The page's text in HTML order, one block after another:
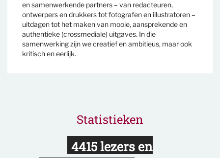
en samenwerkende partners – van redacteuren,
ontwerpers en drukkers tot fotografen en illustratoren –
uitdagen tot het maken van mooie, aansprekende en
authentieke (crossmediale) uitgaves. In die
samenwerking zijn we creatief en ambitieus, maar ook
kritisch en eerlijk.
Statistieken
4415 lezers en